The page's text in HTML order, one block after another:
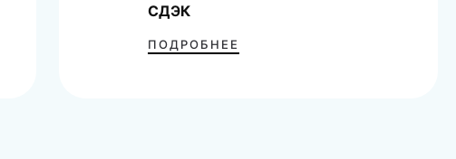
СДЭК
ПОДРОБНЕЕ